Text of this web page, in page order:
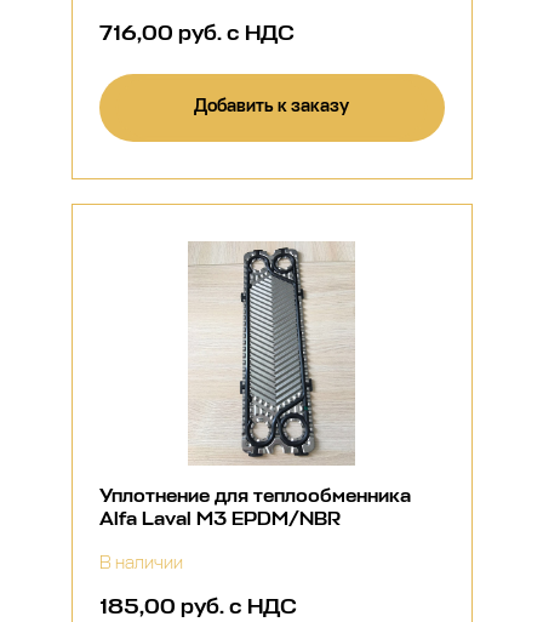
716,00 руб. с НДС
Добавить к заказу
Уплотнение для теплообменника
Alfa Laval M3 EPDM/NBR
В наличии
185,00 руб. с НДС